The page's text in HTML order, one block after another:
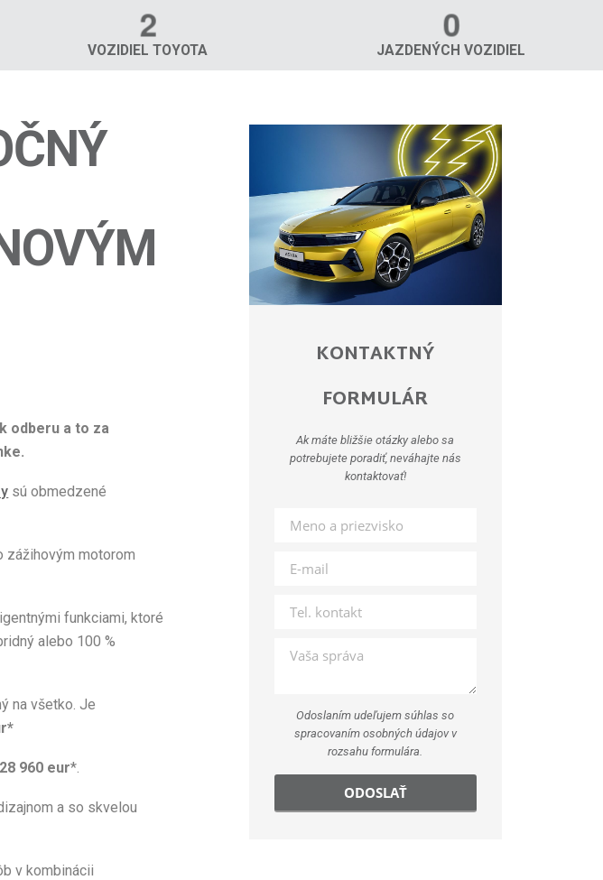
2
VOZIDIEL TOYOTA
0
JAZDENÝCH VOZIDIEL
odberu a to za
sú obmedzené
zážihovým motorom
funkciami, ktoré
alebo 100 %
na všetko. Je
960 eur*.
a so skvelou
v kombinácii
KONTAKTNÝ
FORMULÁR
Ak máte bližšie otázky alebo sa
potrebujete poradiť, neváhajte nás
kontaktovať!
Odoslaním udeľujem súhlas so
spracovaním osobných údajov v
rozsahu formulára.
ODOSLAŤ